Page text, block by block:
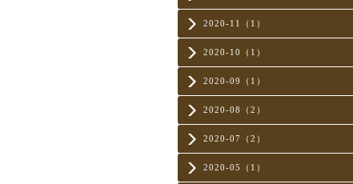
2020-11（1）
2020-10（1）
2020-09（1）
2020-08（2）
2020-07（2）
2020-05（1）